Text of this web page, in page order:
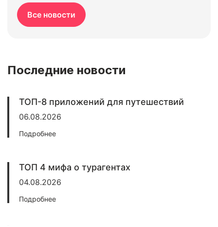
Все новости
Последние новости
ТОП-8 приложений для путешествий
06.08.2026
Подробнее
ТОП 4 мифа о турагентах
04.08.2026
Подробнее